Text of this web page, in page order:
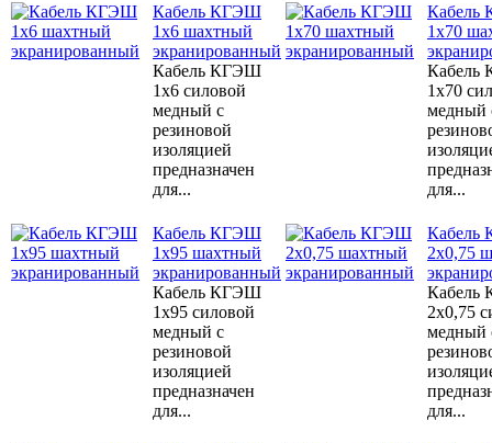
Кабель КГЭШ
1x6 шахтный
экранированный
Кабель КГЭШ
1x6 силовой
медный с
резиновой
изоляцией
предназначен
для...
1x70
1x70
медный
для...
Кабель КГЭШ
1x95 шахтный
экранированный
Кабель КГЭШ
1x95 силовой
медный с
резиновой
изоляцией
предназначен
для...
2x0,75
2x0,75
медный
для...